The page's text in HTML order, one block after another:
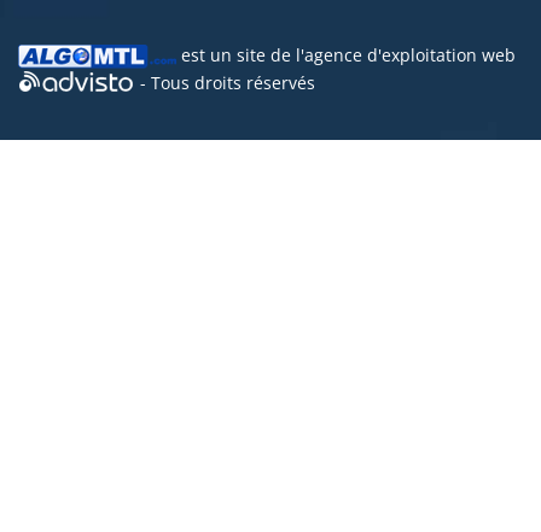
est un site de l'agence d'exploitation web
- Tous droits réservés